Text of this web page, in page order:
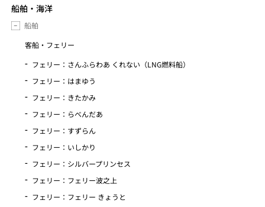
船舶・海洋
船舶
客船・フェリー
フェリー：さんふらわあ くれない（LNG燃料船）
フェリー：はまゆう
フェリー：きたかみ
フェリー：らべんだあ
フェリー：すずらん
フェリー：いしかり
フェリー：シルバープリンセス
フェリー：フェリー波之上
フェリー：フェリー きょうと